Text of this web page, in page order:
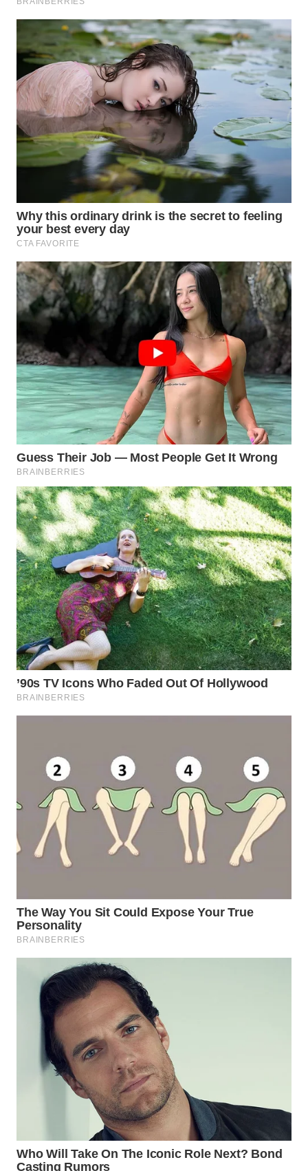
WN
INDRAMAYU
WN
KUNINGAN
MAJALENGKA
WN
SUKABUMI
WN
PURWAKARTA
WN
PRIANGAN
TIMUR
WN
SEMARANG
WN
SOLO
WN
BOROBUDUR
WN
MADURA
WN
SURABAYA
WN
NATUNA
WN
BINTAN
MANDALIKA
WN
LIKUPANG
WN
LABUANBAJO
BORNEO
Wahana
WAHANA
NEWS
WAHANA
TANI
WAHANA